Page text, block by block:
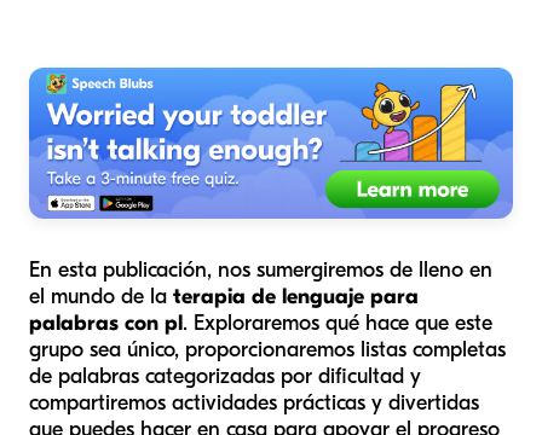
En esta publicación, nos sumergiremos de lleno en
el mundo de la terapia de lenguaje para
palabras con pl. Exploraremos qué hace que este
grupo sea único, proporcionaremos listas completas
de palabras categorizadas por dificultad y
compartiremos actividades prácticas y divertidas
que puedes hacer en casa para apoyar el progreso